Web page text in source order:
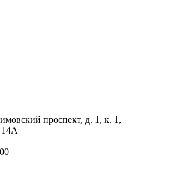
проспект, д. 1, к. 1,
14А